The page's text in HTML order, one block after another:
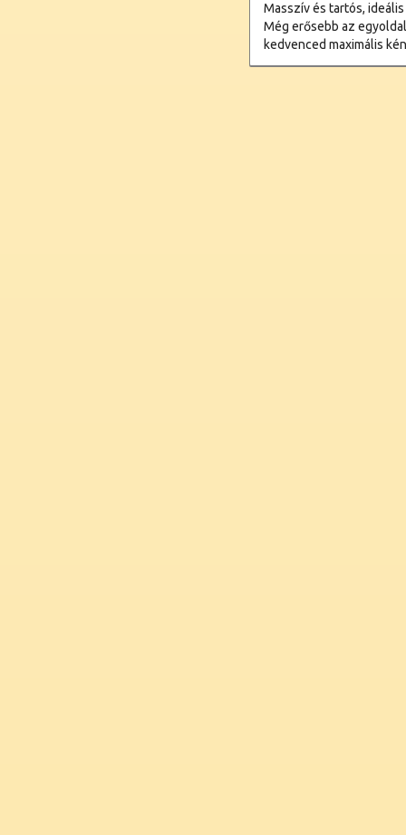
Masszív és tartós,
Még erősebb az
kedvenced maximális